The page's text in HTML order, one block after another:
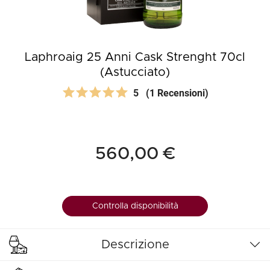
Laphroaig 25 Anni Cask Strenght 70cl
(Astucciato)
5 (1 Recensioni)
560,00 €
Controlla disponibilità
Descrizione